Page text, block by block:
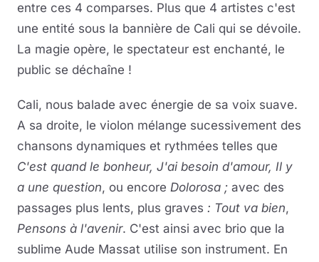
entre ces 4 comparses. Plus que 4 artistes c'est
une entité sous la bannière de Cali qui se dévoile.
La magie opère, le spectateur est enchanté, le
public se déchaîne !
Cali, nous balade avec énergie de sa voix suave.
A sa droite, le violon mélange sucessivement des
chansons dynamiques et rythmées telles que
C'est quand le bonheur, J'ai besoin d'amour, Il y
a une question, ou encore Dolorosa ; avec des
passages plus lents, plus graves : Tout va bien,
Pensons à l'avenir. C'est ainsi avec brio que la
sublime Aude Massat utilise son instrument. En